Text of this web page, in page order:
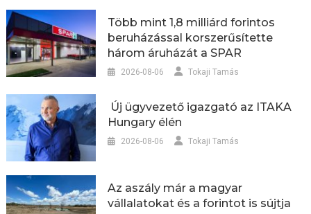
Több mint 1,8 milliárd forintos
beruházással korszerűsítette
három áruházát a SPAR
2026-08-06 Tokaji Tamás
Új ügyvezető igazgató az ITAKA
Hungary élén
2026-08-06 Tokaji Tamás
Az aszály már a magyar
vállalatokat és a forintot is sújtja